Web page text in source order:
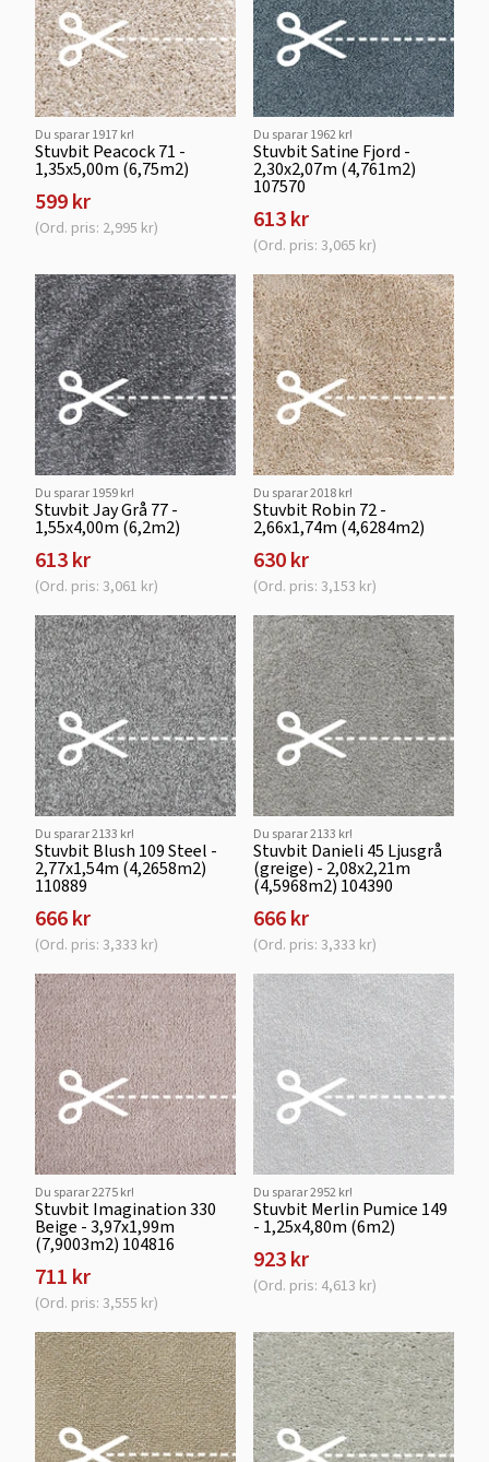
Du sparar 1917 kr!
Stuvbit Peacock 71 -
1,35x5,00m (6,75m2)
599 kr
(Ord. pris: 2,995 kr)
Du sparar 1962 kr!
Stuvbit Satine Fjord -
2,30x2,07m (4,761m2)
107570
613 kr
(Ord. pris: 3,065 kr)
Du sparar 1959 kr!
Stuvbit Jay Grå 77 -
1,55x4,00m (6,2m2)
613 kr
(Ord. pris: 3,061 kr)
Du sparar 2018 kr!
Stuvbit Robin 72 -
2,66x1,74m (4,6284m2)
630 kr
(Ord. pris: 3,153 kr)
Du sparar 2133 kr!
Stuvbit Blush 109 Steel -
2,77x1,54m (4,2658m2)
110889
666 kr
(Ord. pris: 3,333 kr)
Du sparar 2133 kr!
Stuvbit Danieli 45 Ljusgrå
(greige) - 2,08x2,21m
(4,5968m2) 104390
666 kr
(Ord. pris: 3,333 kr)
Du sparar 2275 kr!
Stuvbit Imagination 330
Beige - 3,97x1,99m
(7,9003m2) 104816
711 kr
(Ord. pris: 3,555 kr)
Du sparar 2952 kr!
Stuvbit Merlin Pumice 149
- 1,25x4,80m (6m2)
923 kr
(Ord. pris: 4,613 kr)